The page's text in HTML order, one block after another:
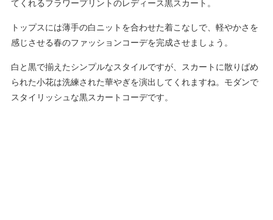
てくれるフラワープリントのレディース黒スカート。
トップスには薄手の白ニットを合わせた着こなしで、軽やかさを
感じさせる春のファッションコーデを完成させましょう。
白と黒で揃えたシンプルなスタイルですが、スカートに散りばめ
られた小花は洗練された華やぎを演出してくれますね。モダンで
スタイリッシュな黒スカートコーデです。